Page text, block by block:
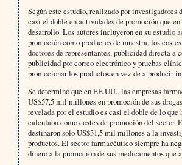
Según este estudio, realizado por investigadores
casi el doble en actividades de promoción que
desarrollo. Los autores incluyeron en su estudio
promoción como productos de muestra, los
doctores de representantes, publicidad directa a
publicidad por correo electrónico y pruebas
promocionar los productos en vez de a producir
Se determinó que en EE.UU., las empresas
US$57,5 mil millones en promoción de sus
revelada por el estudio es casi el doble de lo que
calculaba como costes de promoción del sector.
destinaron sólo US$31,5 mil millones a la
productos. El sector farmacéutico siempre ha
dinero a la promoción de sus medicamentos que